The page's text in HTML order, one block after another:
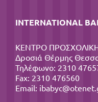
INTERNATIONAL
ΚΕΝΤΡΟ
Δροσιά Θέρμης
Τηλέφωνο: 2310
Fax: 2310 476560
Email: